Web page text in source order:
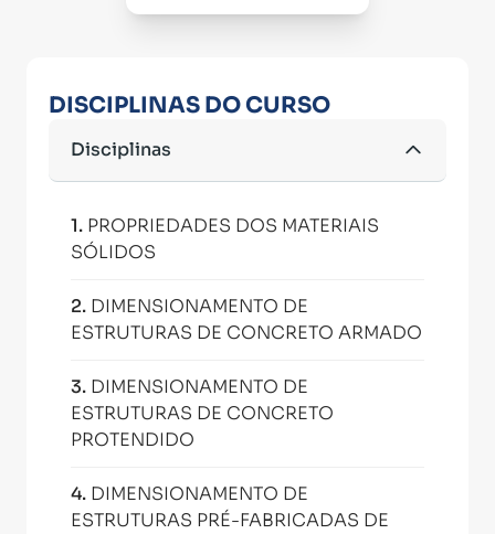
DISCIPLINAS DO CURSO
Disciplinas
1. PROPRIEDADES DOS MATERIAIS
SÓLIDOS
2. DIMENSIONAMENTO DE
ESTRUTURAS DE CONCRETO ARMADO
3. DIMENSIONAMENTO DE
ESTRUTURAS DE CONCRETO
PROTENDIDO
4. DIMENSIONAMENTO DE
ESTRUTURAS PRÉ-FABRICADAS DE